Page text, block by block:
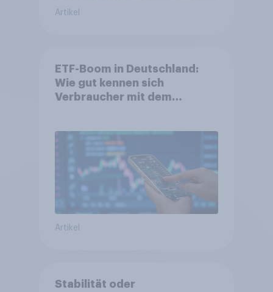
Artikel
ETF-Boom in Deutschland:
Wie gut kennen sich
Verbraucher mit dem
Artikel
Stabilität oder